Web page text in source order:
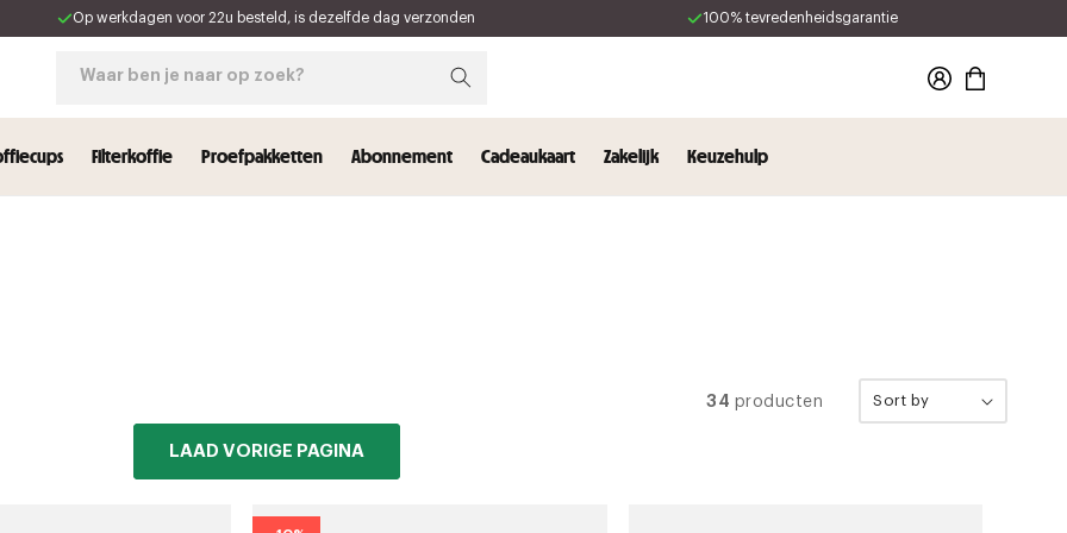
Op werkdagen voor 22u besteld, is dezelfde dag verzonden 100% tevredenheidsgarantie
Waar ben je naar op zoek? Winkelwagen
Filterkoffie Proefpakketten Abonnement Cadeaukaart Zakelijk Keuzehulp
34 producten Sort by
LAAD VORIGE PAGINA